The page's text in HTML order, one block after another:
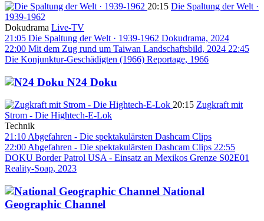
20:15 Die Spaltung der Welt ·
1939-1962
Dokudrama Live-TV
21:05 Die Spaltung der Welt · 1939-1962 Dokudrama, 2024
22:00 Mit dem Zug rund um Taiwan Landschaftsbild, 2024 22:45
Die Konjunktur-Geschädigten (1966) Reportage, 1966
N24 Doku
20:15 Zugkraft mit
Strom - Die Hightech-E-Lok
Technik
21:10 Abgefahren - Die spektakulärsten Dashcam Clips
22:00 Abgefahren - Die spektakulärsten Dashcam Clips 22:55
DOKU Border Patrol USA - Einsatz an Mexikos Grenze S02E01
Reality-Soap, 2023
National
Geographic Channel